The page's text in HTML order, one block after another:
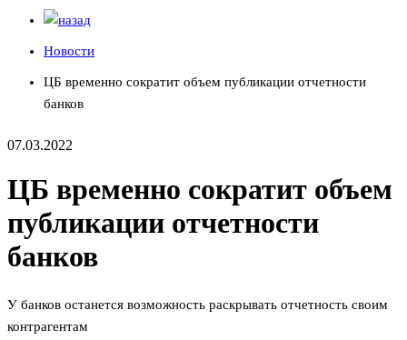
Новости
ЦБ временно сократит объем публикации отчетности
банков
07.03.2022
ЦБ временно сократит объем
публикации отчетности
банков
У банков останется возможность раскрывать отчетность своим
контрагентам